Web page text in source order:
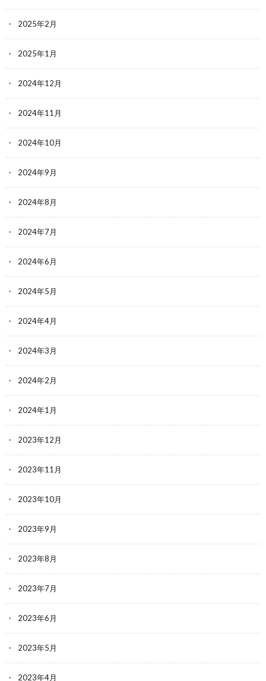
2025年2月
2025年1月
2024年12月
2024年11月
2024年10月
2024年9月
2024年8月
2024年7月
2024年6月
2024年5月
2024年4月
2024年3月
2024年2月
2024年1月
2023年12月
2023年11月
2023年10月
2023年9月
2023年8月
2023年7月
2023年6月
2023年5月
2023年4月